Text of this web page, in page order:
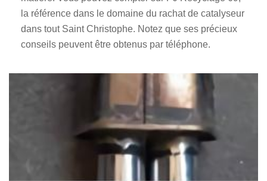
la référence dans le domaine du rachat de catalyseur
dans tout Saint Christophe. Notez que ses précieux
conseils peuvent être obtenus par téléphone.